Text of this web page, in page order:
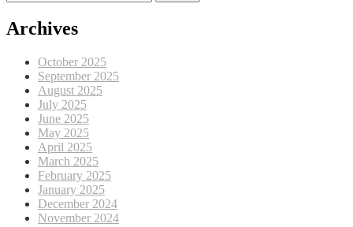
for:
Archives
October 2025
September 2025
August 2025
July 2025
June 2025
May 2025
April 2025
March 2025
February 2025
January 2025
December 2024
November 2024